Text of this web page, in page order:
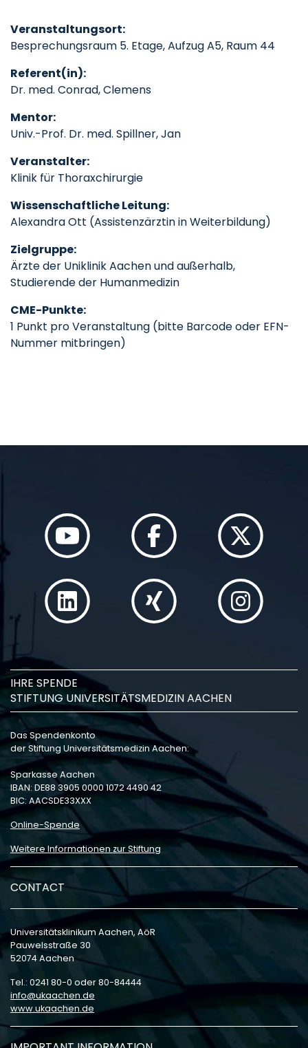
Veranstaltungsort:
Besprechungsraum 5. Etage, Aufzug A5, Raum 44
Referent(in):
Dr. med. Conrad, Clemens
Mentor:
Univ.-Prof. Dr. med. Spillner, Jan
Veranstalter:
Klinik für Thoraxchirurgie
Wissenschaftliche Leitung:
Alexandra Ott (Assistenzärztin in Weiterbildung)
Zielgruppe:
Ärzte der Uniklinik Aachen und außerhalb,
Studierende der Humanmedizin
CME-Punkte:
1 Punkt pro Veranstaltung (bitte Barcode oder EFN-
Nummer mitbringen)
IHRE SPENDE
STIFTUNG UNIVERSITÄTSMEDIZIN AACHEN
Das Spendenkonto
der Stiftung Universitätsmedizin Aachen:
Sparkasse Aachen
IBAN: DE88 3905 0000 1072 4490 42
BIC: AACSDE33XXX
Online-Spende
Weitere Informationen zur Stiftung
CONTACT
Universitätsklinikum Aachen, AöR
Pauwelsstraße 30
52074 Aachen
Tel.: 0241 80-0 oder 80-84444
info
ukaachen de
www.ukaachen.de